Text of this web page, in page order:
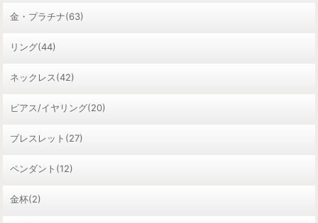
金・プラチナ(63)
リング(44)
ネックレス(42)
ピアス/イヤリング(20)
ブレスレット(27)
ペンダント(12)
金杯(2)